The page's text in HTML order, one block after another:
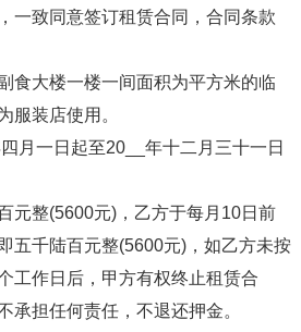
一致同意签订租赁合同，合同条款
食大楼一楼一间面积为平方米的临
服装店使用。
月一日起至20__年十二月三十一日
元整(5600元)，乙方于每月10日前
五千陆百元整(5600元)，如乙方未按
工作日后，甲方有权终止租赁合
承担任何责任，不退还押金。